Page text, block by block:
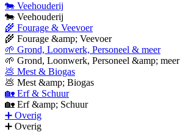
🐄 Veehouderij
🐄 Veehouderij
🌾 Fourage & Veevoer
🌾 Fourage &amp; Veevoer
🌱 Grond, Loonwerk, Personeel & meer
🌱 Grond, Loonwerk, Personeel &amp; meer
💩 Mest & Biogas
💩 Mest &amp; Biogas
🏡 Erf & Schuur
🏡 Erf &amp; Schuur
➕ Overig
➕ Overig